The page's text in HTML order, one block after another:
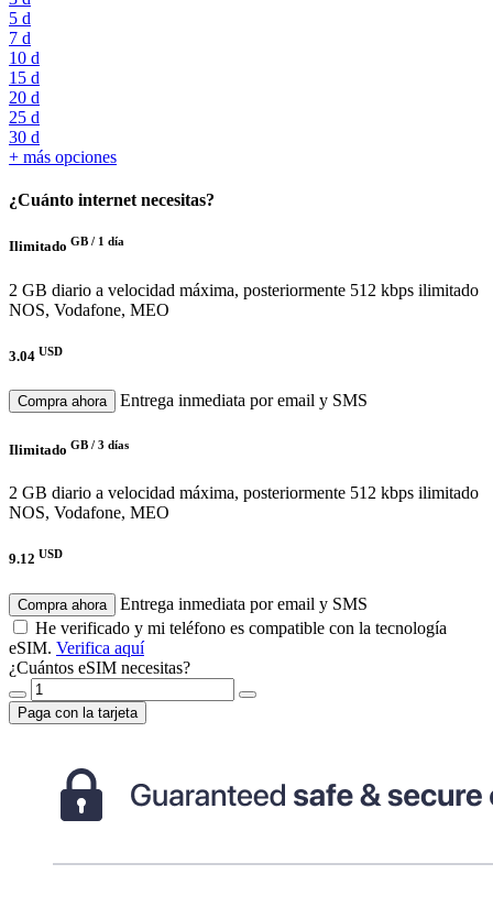
5 d
7 d
10 d
15 d
20 d
25 d
30 d
+ más opciones
¿Cuánto internet necesitas?
Ilimitado GB / 1 día
2 GB diario a velocidad máxima, posteriormente 512 kbps ilimitado
NOS, Vodafone, MEO
3.04 USD
Compra ahora Entrega inmediata por email y SMS
Ilimitado GB / 3 días
2 GB diario a velocidad máxima, posteriormente 512 kbps ilimitado
NOS, Vodafone, MEO
9.12 USD
Compra ahora
Entrega inmediata por email y SMS
He verificado y mi teléfono es compatible con la tecnología
eSIM. Verifica aquí
¿Cuántos eSIM necesitas?
Paga con la tarjeta